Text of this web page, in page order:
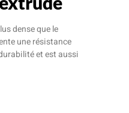
dense que le
une résistance
et est aussi